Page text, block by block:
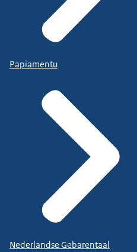
Papiamentu
Nederlandse Gebarentaal